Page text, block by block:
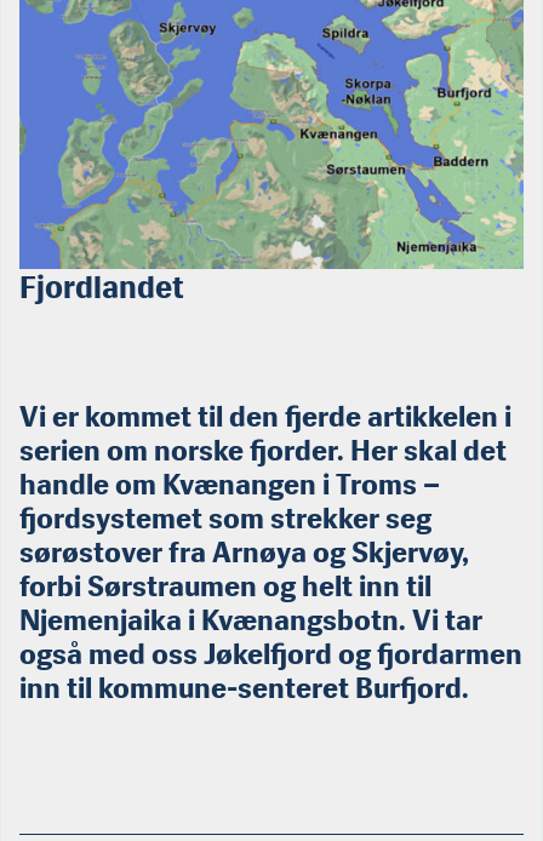
Fjordlandet
Vi er kommet til den fjerde artikkelen i
serien om norske fjorder. Her skal det
handle om Kvænangen i Troms –
fjordsystemet som strekker seg
sørøstover fra Arnøya og Skjervøy,
forbi Sørstraumen og helt inn til
Njemenjaika i Kvænangsbotn. Vi tar
også med oss Jøkelfjord og fjordarmen
inn til kommune-senteret Burfjord.